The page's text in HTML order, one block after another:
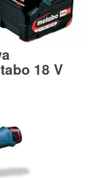
18 V